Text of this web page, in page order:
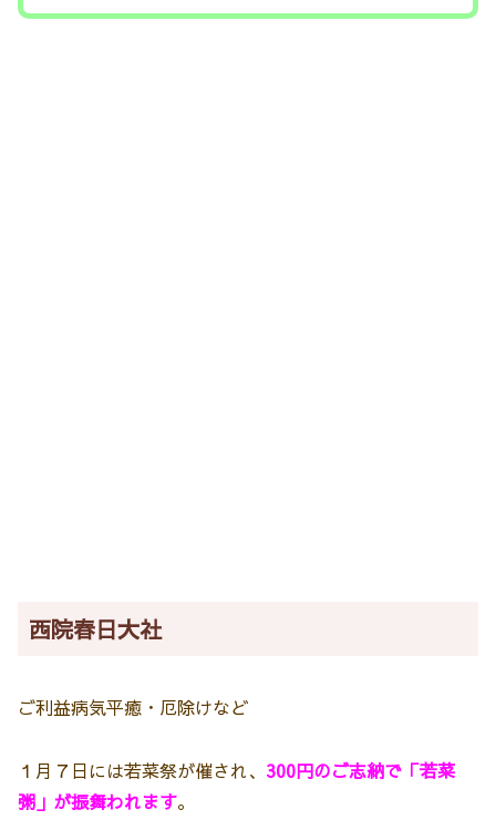
西院春日大社
ご利益病気平癒・厄除けなど
１月７日には若菜祭が催され、 300円のご志納で「若菜
粥」が振舞われます。